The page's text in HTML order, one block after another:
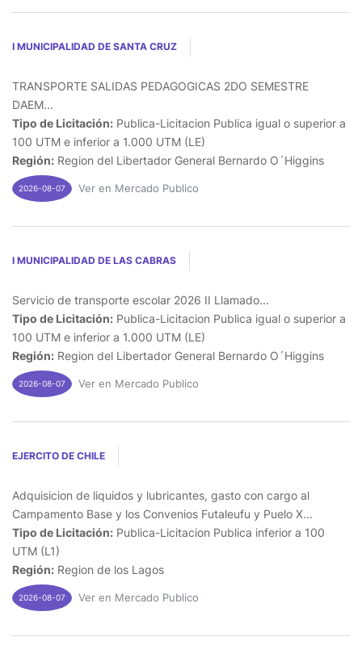
I MUNICIPALIDAD DE SANTA CRUZ
TRANSPORTE SALIDAS PEDAGOGICAS 2DO SEMESTRE
DAEM...
Tipo de Licitación: Publica-Licitacion Publica igual o superior a
100 UTM e inferior a 1.000 UTM (LE)
Región: Region del Libertador General Bernardo O´Higgins
2026-08-07 Ver en Mercado Publico
I MUNICIPALIDAD DE LAS CABRAS
Servicio de transporte escolar 2026 II Llamado...
Tipo de Licitación: Publica-Licitacion Publica igual o superior a
100 UTM e inferior a 1.000 UTM (LE)
Región: Region del Libertador General Bernardo O´Higgins
2026-08-07 Ver en Mercado Publico
EJERCITO DE CHILE
Adquisicion de liquidos y lubricantes, gasto con cargo al
Campamento Base y los Convenios Futaleufu y Puelo X...
Tipo de Licitación: Publica-Licitacion Publica inferior a 100
UTM (L1)
Región: Region de los Lagos
2026-08-07 Ver en Mercado Publico